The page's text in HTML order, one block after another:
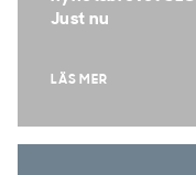
Just nu
LÄS MER